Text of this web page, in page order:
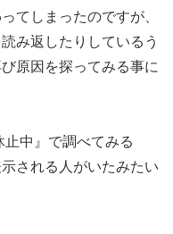
てしまったのですが、
み返したりしているう
原因を探ってみる事に
中』で調べてみる
される人がいたみたい